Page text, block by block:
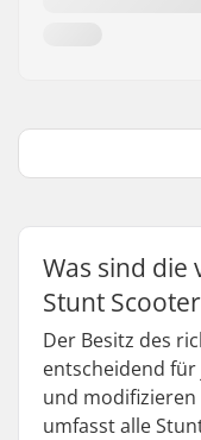
Was sind die
Stunt
Der Besitz des
entscheidend
und modifizieren
umfasst alle